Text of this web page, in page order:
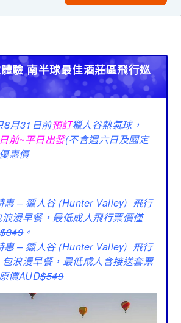
驗 南半球最佳酒莊區飛行巡
8月31日前預訂獵人谷熱氣球，
前~平日出發(不含週六日及國定
惠價
惠 – 獵人谷 (Hunter Valley) 飛行
漫早餐，最低成人飛行票價僅
$349。
惠 – 獵人谷 (Hunter Valley) 飛行
包浪漫早餐，最低成人含接送套票
價AUD$549